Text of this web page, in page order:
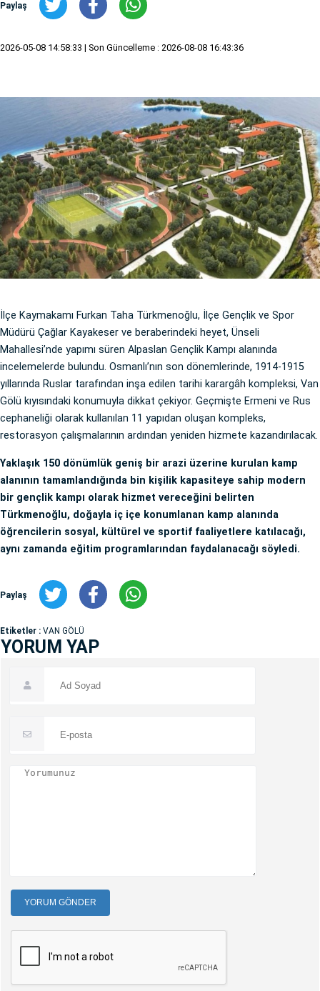
Paylaş
2026-05-08 14:58:33 | Son Güncelleme : 2026-08-08 16:43:36
İlçe Kaymakamı Furkan Taha Türkmenoğlu, İlçe Gençlik ve Spor
Müdürü Çağlar Kayakeser ve beraberindeki heyet, Ünseli
Mahallesi’nde yapımı süren Alpaslan Gençlik Kampı alanında
incelemelerde bulundu. Osmanlı’nın son dönemlerinde, 1914-1915
yıllarında Ruslar tarafından inşa edilen tarihi karargâh kompleksi, Van
Gölü kıyısındaki konumuyla dikkat çekiyor. Geçmişte Ermeni ve Rus
cephaneliği olarak kullanılan 11 yapıdan oluşan kompleks,
restorasyon çalışmalarının ardından yeniden hizmete kazandırılacak.
Yaklaşık 150 dönümlük geniş bir arazi üzerine kurulan kamp
alanının tamamlandığında bin kişilik kapasiteye sahip modern
bir gençlik kampı olarak hizmet vereceğini belirten
Türkmenoğlu, doğayla iç içe konumlanan kamp alanında
öğrencilerin sosyal, kültürel ve sportif faaliyetlere katılacağı,
aynı zamanda eğitim programlarından faydalanacağı söyledi.
Paylaş
Etiketler : VAN GÖLÜ
YORUM YAP
YORUM GÖNDER